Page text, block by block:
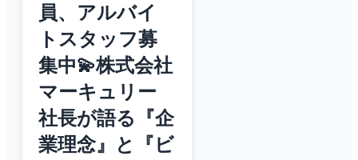
員、アルバイ
トスタッフ募
集中💫株式会社
マーキュリー
社長が語る『企
業理念』と『ビ